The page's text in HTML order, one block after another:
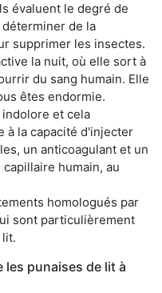
évaluent le degré de
de la
supprimer les insectes.
la nuit, où elle sort à
du sang humain. Elle
êtes endormie.
et cela
à la capacité d'injecter
un anticoagulant et un
humain, au
homologués par
sont particulièrement
punaises de lit à